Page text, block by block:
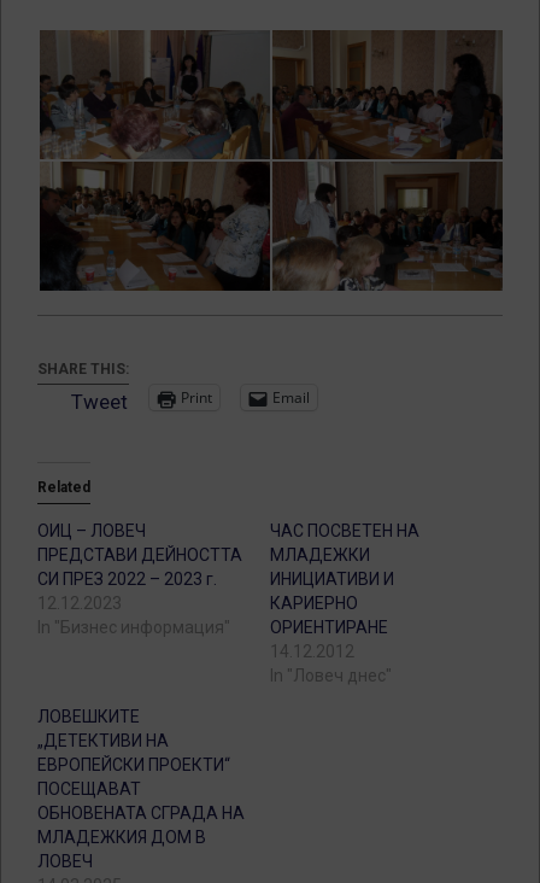
SHARE THIS:
Tweet Print Email
Related
ОИЦ – ЛОВЕЧ
ПРЕДСТАВИ ДЕЙНОСТТА
СИ ПРЕЗ 2022 – 2023 г.
12.12.2023
In "Бизнес информация"
ЧАС ПОСВЕТЕН НА
МЛАДЕЖКИ
ИНИЦИАТИВИ И
КАРИЕРНО
ОРИЕНТИРАНЕ
14.12.2012
In "Ловеч днес"
ЛОВЕШКИТЕ
„ДЕТЕКТИВИ НА
ЕВРОПЕЙСКИ ПРОЕКТИ“
ПОСЕЩАВАТ
ОБНОВЕНАТА СГРАДА НА
МЛАДЕЖКИЯ ДОМ В
ЛОВЕЧ